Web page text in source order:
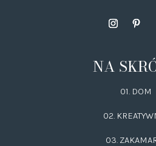
NA
01. DOM
02.
03.